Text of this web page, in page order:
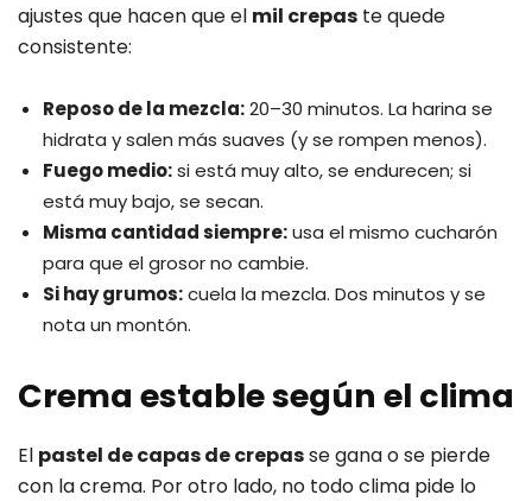
ajustes que hacen que el mil crepas te quede
consistente:
Reposo de la mezcla:20–30 minutos. La harina se
hidrata y salen más suaves (y se rompen menos).
Fuego medio:si está muy alto, se endurecen; si
está muy bajo, se secan.
Misma cantidad siempre:usa el mismo cucharón
para que el grosor no cambie.
Si hay grumos:cuela la mezcla. Dos minutos y se
nota un montón.
Crema estable según el clima
El pastel de capas de crepasse gana o se pierde
con la crema. Por otro lado, no todo clima pide lo